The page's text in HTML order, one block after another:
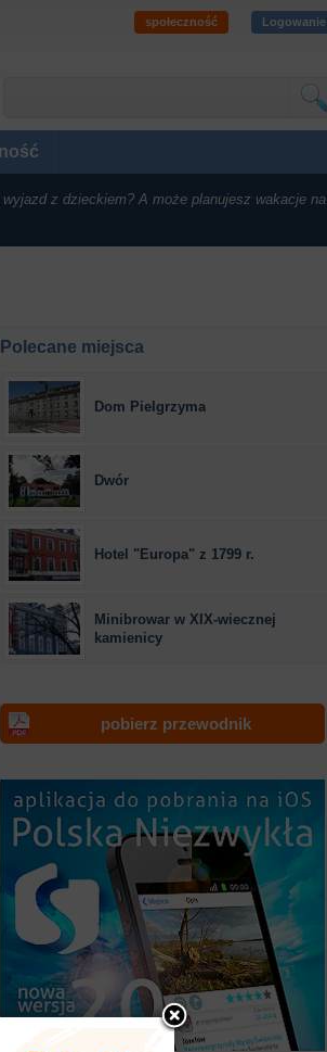
społeczność Logowanie
z dzieckiem? A może planujesz wakacje na
Polecane miejsca
Dom Pielgrzyma
Dwór
Hotel "Europa" z 1799 r.
Minibrowar w XIX-wiecznej
kamienicy